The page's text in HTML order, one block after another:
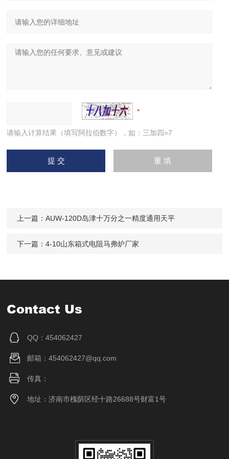
请输入计算结果（填写阿拉伯数字），如：三加四=7
上一篇：AUW-120D岛津十万分之一精度通用天平
下一篇：4-10山东箱式电阻马弗炉厂家
Contact Us
QQ：454062427
邮箱：454062427@qq.com
传真：
地址：济南市槐荫区经十路26688号财富1号